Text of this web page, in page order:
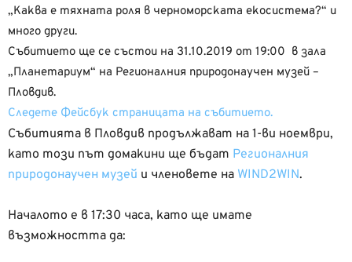
„Каква е тяхната роля в черноморската екосистема?“ и
много други.
Събитието ще се състои на 31.10.2019 от 19:00 в зала
„Планетариум“ на Регионалния природонаучен музей –
Пловдив.
Следете Фейсбук страницата на събитието.
Събитията в Пловдив продължават на 1-ви ноември,
като този път домакини ще бъдат Регионалния
природонаучен музей и членовете на WIND2WIN.
Началото е в 17:30 часа, като ще имате
възможността да: